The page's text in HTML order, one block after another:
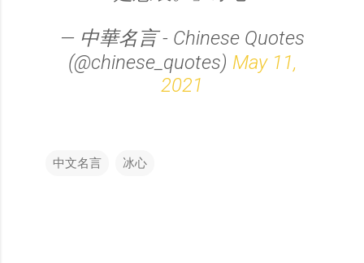
— 中華名言 - Chinese Quotes
(@chinese_quotes) May 11,
2021
中文名言 冰心